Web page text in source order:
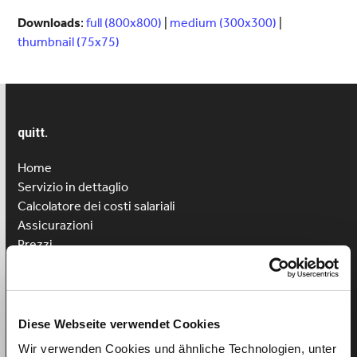
Diese Webseite verwendet Cookies
Wir verwenden Cookies und ähnliche Technologien, unter
Downloads:full (800x800) medium (300x300)
thumbnail (75x75)
quitt.
Home
Servizio in dettaglio
Calcolatore dei costi salariali
Assicurazioni
Prezzi